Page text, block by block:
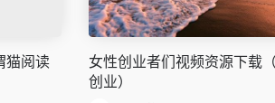
猫阅读
女性创业者们视频资源下载
创业）